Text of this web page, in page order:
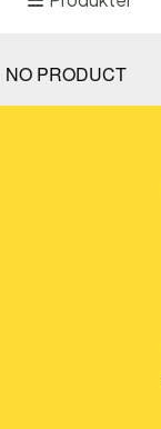
NO PRODUCT